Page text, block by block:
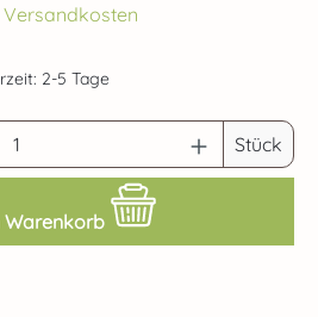
Versandkosten
2-5 Tage
den gewünschtenStück
Warenkorb